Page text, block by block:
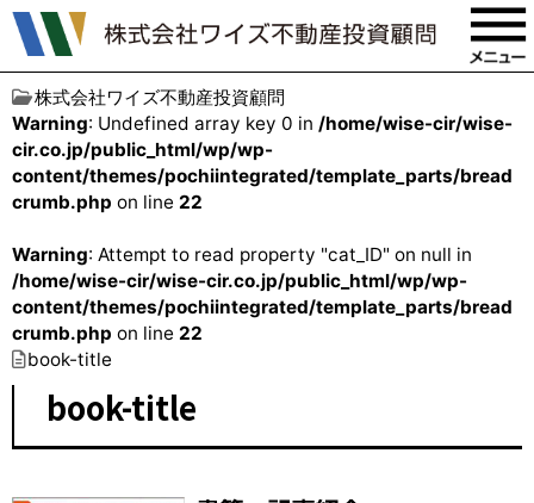
株式会社ワイズ不動産投資顧問
Warning: Undefined array key 0 in /home/wise-cir/wise-
cir.co.jp/public_html/wp/wp-
content/themes/pochiintegrated/template_parts/bread
crumb.php on line 22
Warning: Attempt to read property "cat_ID" on null in
/home/wise-cir/wise-cir.co.jp/public_html/wp/wp-
content/themes/pochiintegrated/template_parts/bread
crumb.php on line 22
book-title
book-title